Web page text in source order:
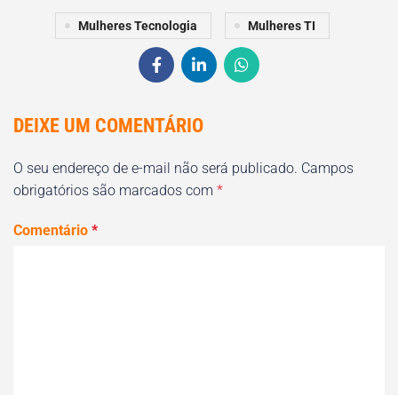
Mulheres Tecnologia Mulheres TI
DEIXE UM COMENTÁRIO
O seu endereço de e-mail não será publicado. Campos
obrigatórios são marcados com *
Comentário *